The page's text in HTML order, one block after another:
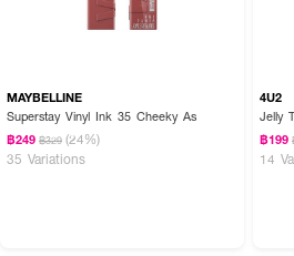
MAYBELLINE
Superstay Vinyl Ink 35 Cheeky As
฿249 ฿329 (24%)
35 Variations
4U2
Jelly
฿199
14